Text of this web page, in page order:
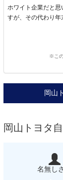
ホワイト企業だと
すが、その代わり
※こ
岡山
岡山トヨタ
名無し